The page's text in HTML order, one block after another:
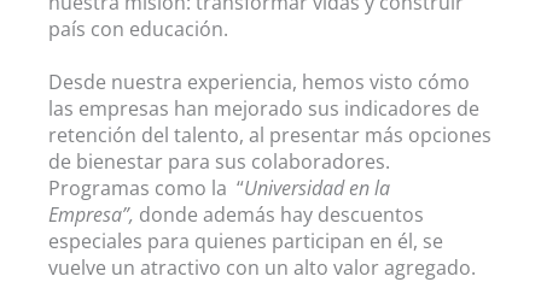
país con educación.
Desde nuestra experiencia, hemos visto cómo
las empresas han mejorado sus indicadores de
retención del talento, al presentar más opciones
de bienestar para sus colaboradores.
Programas como la “Universidad en la
Empresa”, donde además hay descuentos
especiales para quienes participan en él, se
vuelve un atractivo con un alto valor agregado.